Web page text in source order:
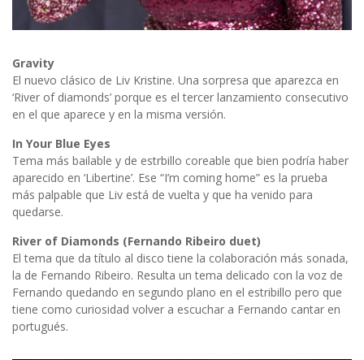
Gravity
El nuevo clásico de Liv Kristine. Una sorpresa que aparezca en
‘River of diamonds’ porque es el tercer lanzamiento consecutivo
en el que aparece y en la misma versión.
In Your Blue Eyes
Tema más bailable y de estrbillo coreable que bien podría haber
aparecido en ‘Libertine’. Ese “I’m coming home” es la prueba
más palpable que Liv está de vuelta y que ha venido para
quedarse.
River of Diamonds (Fernando Ribeiro duet)
El tema que da título al disco tiene la colaboración más sonada,
la de Fernando Ribeiro. Resulta un tema delicado con la voz de
Fernando quedando en segundo plano en el estribillo pero que
tiene como curiosidad volver a escuchar a Fernando cantar en
portugués.